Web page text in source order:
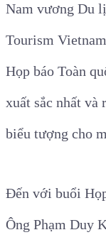
Nam vương Du
Tourism
Họp báo Toàn
xuất sắc nhất và
biểu tượng cho
Đến với buổi
Ông Phạm Duy